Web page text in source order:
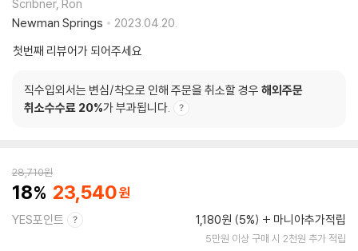
Scribner, Ron
Newman Springs
2023.04.20.
첫번째 리뷰어가 되어주세요
직수입외서는 변심/착오로 인해 주문을 취소할 경우 해외주문
취소수수료 20%가 부과됩니다.
28,710원
18 23,540
YES포인트 1,180원 (5%) 마니아추가적립
5만원 이상 구매 시 2천원 추가 적립